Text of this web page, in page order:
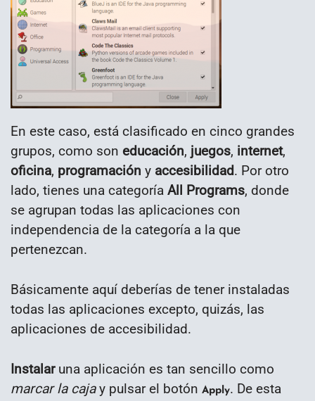
En este caso, está clasificado en cinco grandes
grupos, como son educación, juegos, internet,
oficina, programación y accesibilidad. Por otro
lado, tienes una categoría All Programs, donde
se agrupan todas las aplicaciones con
independencia de la categoría a la que
pertenezcan.
Básicamente aquí deberías de tener instaladas
todas las aplicaciones excepto, quizás, las
aplicaciones de accesibilidad.
Instalaruna aplicación es tan sencillo como
marcar la cajay pulsar el botón Apply. De esta